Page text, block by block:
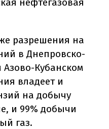
разрешения на
в Днепровско-
Кубанском
владеет и
на добычу
и 99% добычи
газ.